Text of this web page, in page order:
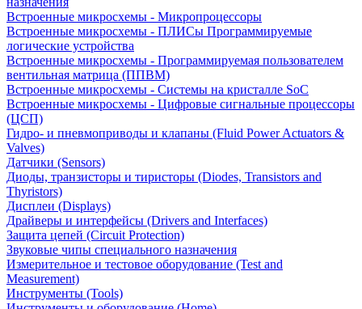
Встроенные микросхемы - Микропроцессоры
Встроенные микросхемы - ПЛИСы Программируемые
логические устройства
Встроенные микросхемы - Программируемая пользователем
вентильная матрица (ППВМ)
Встроенные микросхемы - Системы на кристалле SoC
Встроенные микросхемы - Цифровые сигнальные процессоры
(ЦСП)
Гидро- и пневмоприводы и клапаны (Fluid Power Actuators &
Valves)
Датчики (Sensors)
Диоды, транзисторы и тиристоры (Diodes, Transistors and
Thyristors)
Дисплеи (Displays)
Драйверы и интерфейсы (Drivers and Interfaces)
Защита цепей (Circuit Protection)
Звуковые чипы специального назначения
Измерительное и тестовое оборудование (Test and
Measurement)
Инструменты (Tools)